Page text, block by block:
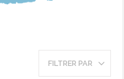
FILTRER PAR